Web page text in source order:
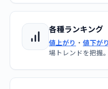
各種ランキング
値上がり ・ 値下がり
場トレンドを把握。